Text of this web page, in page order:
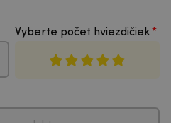
Vyberte počet hviezdičiek